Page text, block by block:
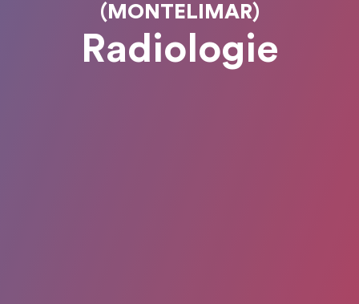
(MONTELIMAR)
Radiologie